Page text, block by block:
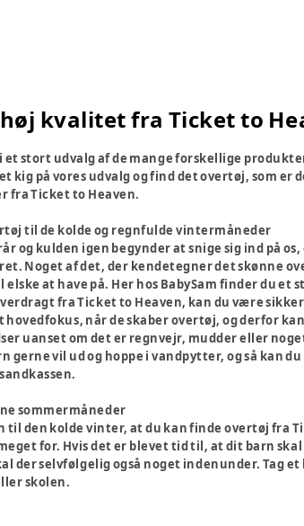
kvalitet fra Ticket to
et stort udvalg af de mange forskellige
kig på vores udvalg og find det overtøj, som
fra Ticket to Heaven.
til de kolde og regnfulde vintermåneder
og kulden igen begynder at snige sig ind på
Noget af det, der kendetegner det skønne
at have på. Her hos BabySam finder du
fra Ticket to Heaven, kan du være
når de skaber overtøj, og derfor
uanset om det er regnvejr, mudder eller
gerne vil ud og hoppe i vandpytter, og så kan
sommermåneder
til den kolde vinter, at du kan finde overtøj fra
for. Hvis det er blevet tid til, at dit barn
der selvfølgelig også noget indenunder. Tag et
skolen.